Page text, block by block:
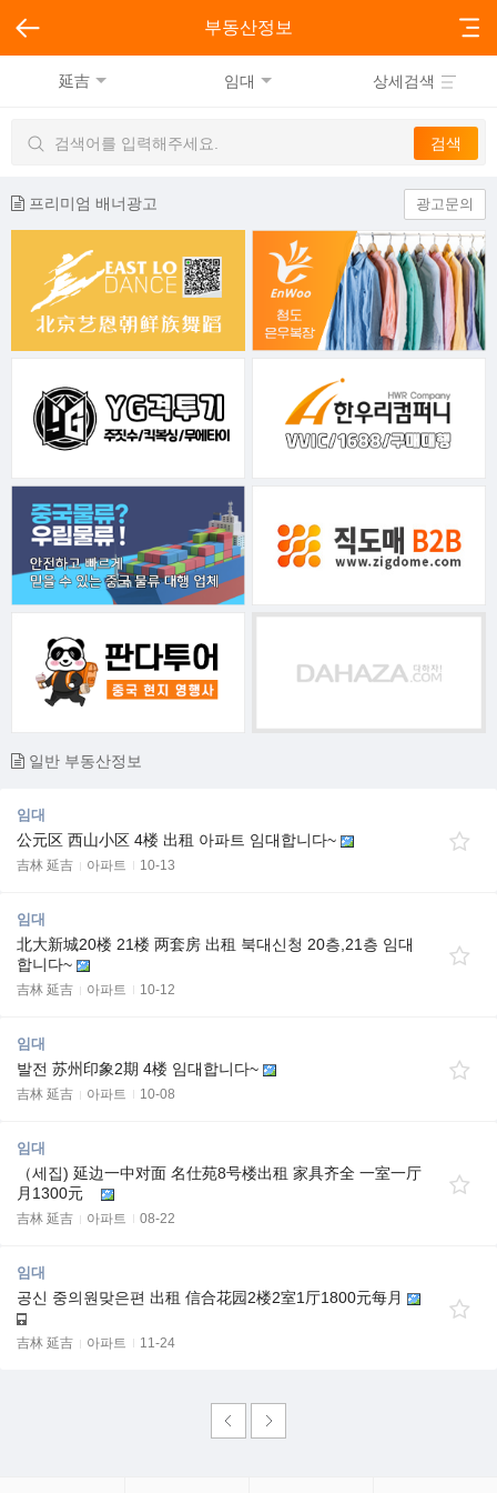
부동산정보
延吉 임대 상세검색
프리미엄 배너광고 광고문의
일반 부동산정보
임대
公元区 西山小区 4楼 出租 아파트 임대합니다~
吉林 延吉 아파트 10-13
임대
北大新城20楼 21楼 两套房 出租 북대신청 20층,21층 임대
합니다~
吉林 延吉 아파트 10-12
임대
발전 苏州印象2期 4楼 임대합니다~
吉林 延吉 아파트 10-08
임대
（세집) 延边一中对面 名仕苑8号楼出租 家具齐全 一室一厅
月1300元
吉林 延吉 아파트 08-22
임대
공신 중의원맞은편 出租 信合花园2楼2室1厅1800元每月
吉林 延吉 아파트 11-24